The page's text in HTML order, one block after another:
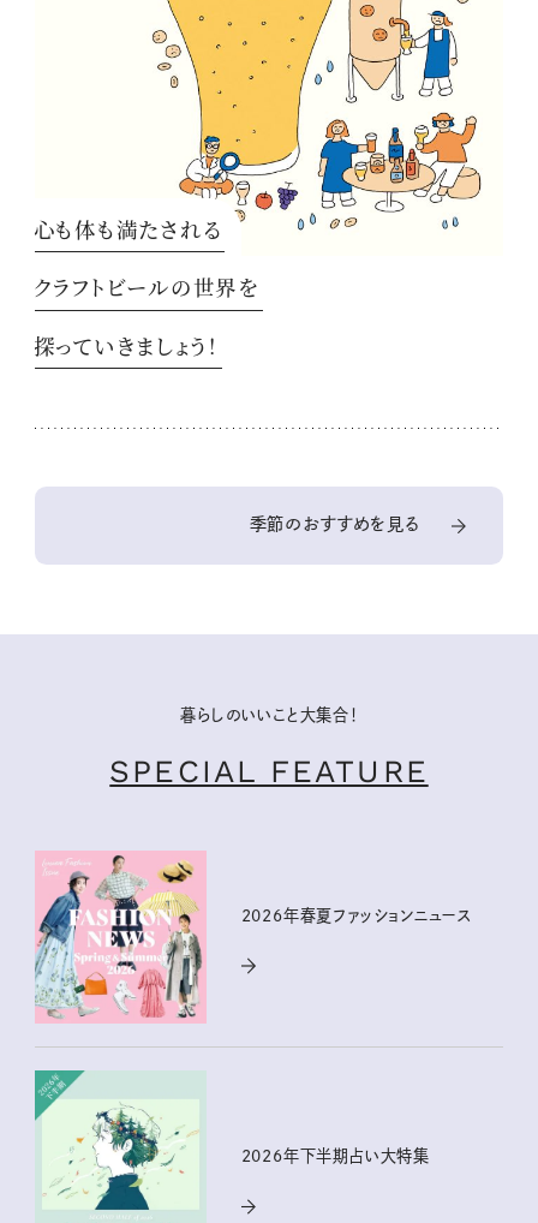
心も体も満たされる
クラフトビールの世界を
探っていきましょう！
季節のおすすめを見る
暮らしのいいこと大集合！
SPECIAL FEATURE
2026年春夏ファッションニュース
2026年下半期占い大特集